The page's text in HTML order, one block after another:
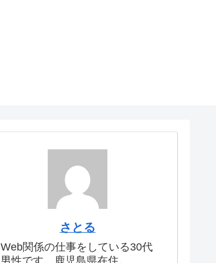
さとる
Web関係の仕事をしている30代
男性です。鹿児島県在住。